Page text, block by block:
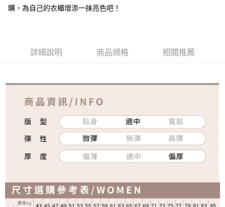
免運費
購，為自己的衣櫃增添一抹亮色吧！
詳細說明 商品規格 相關推薦